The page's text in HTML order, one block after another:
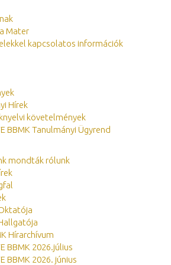
Mater
kapcsolatos információk
Hírek
követelmények
BBMK Tanulmányi Ügyrend
mondták rólunk
Hírarchívum
BBMK 2026.július
BBMK 2026. június